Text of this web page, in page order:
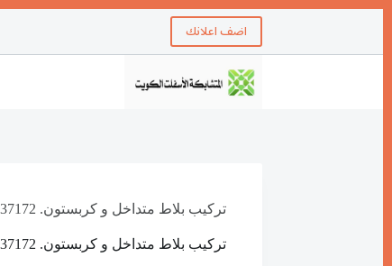
اضف اعلانك
تركيب بلاط متداخل و كربستون. 55337172
تركيب بلاط متداخل و كربستون. 55337172